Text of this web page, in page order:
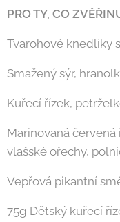
PRO TY, CO
Tvarohové knedlíky
Smažený sýr,
Kuřecí řízek,
Marinovaná
vlašské ořechy,
Vepřová pikantní
75g Dětský kuřecí